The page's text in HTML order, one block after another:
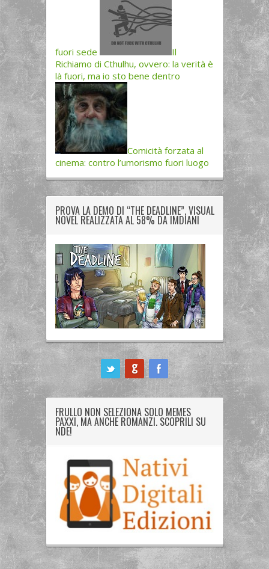
fuori sede
Il
Richiamo di Cthulhu, ovvero: la verità è
là fuori, ma io sto bene dentro
Comicità forzata al
cinema: contro l’umorismo fuori luogo
PROVA LA DEMO DI “THE DEADLINE”, VISUAL
NOVEL REALIZZATA AL 58% DA IMDIANI
FRULLO NON SELEZIONA SOLO MEMES
PAXXI, MA ANCHE ROMANZI. SCOPRILI SU
NDE!